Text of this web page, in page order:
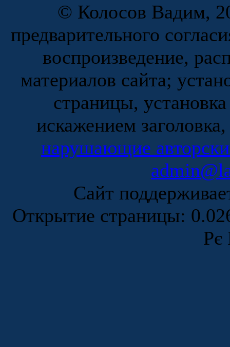
© Колосов Вадим,
предварительного
воспроизведение,
материалов сайта;
страницы,
искажением
нарушающие
Сайт
Открытие страницы:
Рє